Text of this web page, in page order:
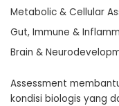
Metabolic & Cellular
Gut, Immune &
Brain &
Assessment
kondisi biologis yang